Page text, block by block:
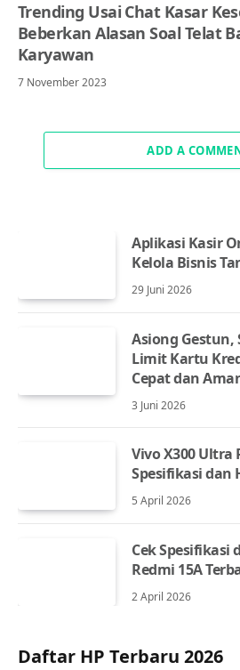
Trending Usai Chat Kasar
Beberkan Alasan Soal Telat
Karyawan
7 November 2023
ADD A
Aplikasi Kasir
Kelola Bisnis
29 Juni 2026
Asiong Gestun,
Limit Kartu
Cepat dan
3 Juni 2026
Vivo X300 Ultra
Spesifikasi dan
5 April 2026
Cek Spesifikasi
Redmi 15A
2 April 2026
Daftar HP Terbaru 2026